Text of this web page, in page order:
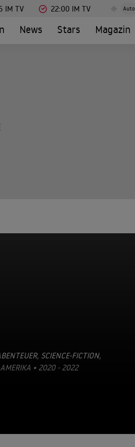
IM TV 22:00 IM TV Auto
News Stars Magazin
, SCIENCE-FICTION,
• 2020 - 2022